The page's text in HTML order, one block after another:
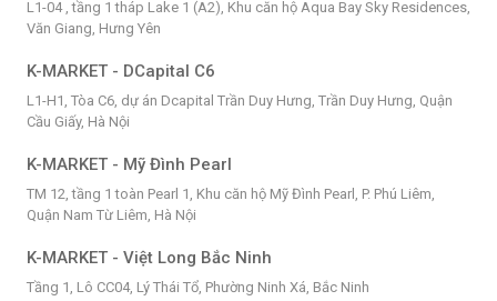
L1-04 , tầng 1 tháp Lake 1 (A2), Khu căn hộ Aqua Bay Sky Residences,
Văn Giang, Hưng Yên
K-MARKET - DCapital C6
L1-H1, Tòa C6, dự án Dcapital Trần Duy Hưng, Trần Duy Hưng, Quận
Cầu Giấy, Hà Nội
K-MARKET - Mỹ Đình Pearl
TM 12, tầng 1 toàn Pearl 1, Khu căn hộ Mỹ Đình Pearl, P. Phú Liêm,
Quận Nam Từ Liêm, Hà Nội
K-MARKET - Việt Long Bắc Ninh
Tầng 1, Lô CC04, Lý Thái Tổ, Phường Ninh Xá, Bắc Ninh